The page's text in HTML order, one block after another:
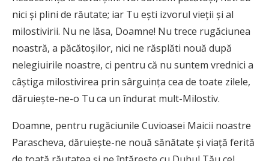
nici și plini de răutate; iar Tu ești izvorul vieții și al
milostivirii. Nu ne lăsa, Doamne! Nu trece rugăciunea
noastră, a păcătoșilor, nici ne răsplăti nouă după
nelegiuirile noastre, ci pentru că nu suntem vrednici a
câștiga mi­los­tivirea prin sârguința cea de toate zilele,
dă­ruiește-ne-o Tu ca un îndurat mult-Milostiv.
Doamne, pentru rugăciunile Cuvioasei Maicii noastre
Parascheva, dăruiește-ne nouă sănătate și viață ferită